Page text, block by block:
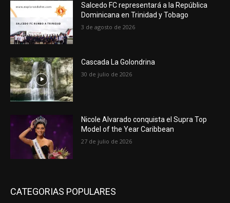
Salcedo FC representará a la República
Dominicana en Trinidad y Tobago
3 de agosto de 2026
Cascada La Golondrina
30 de julio de 2026
Nicole Alvarado conquista el Supra Top
Model of the Year Caribbean
27 de julio de 2026
CATEGORIAS POPULARES